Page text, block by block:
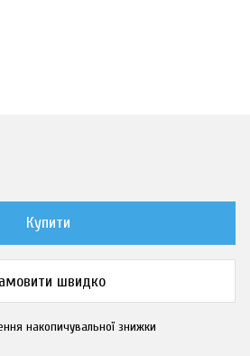
Купити
швидко
накопичувальної знижки